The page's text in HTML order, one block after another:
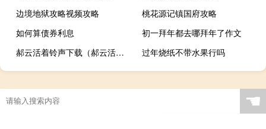
边境地狱攻略视频攻略
桃花源记镇国府攻略
如何算债券利息
初一拜年都去哪拜年了作文
郝云活着铃声下载（郝云活着）
过年烧纸不带水果行吗
☚